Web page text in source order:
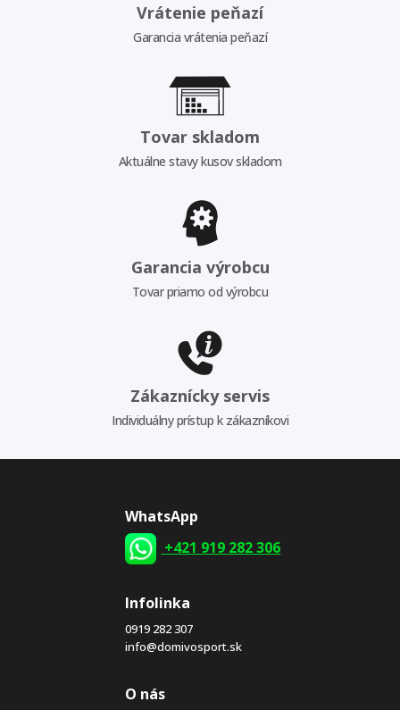
Vrátenie peňazí
Garancia vrátenia peňazí
Tovar skladom
Aktuálne stavy kusov skladom
Garancia výrobcu
Tovar priamo od výrobcu
Zákaznícky servis
Individuálny prístup k zákazníkovi
WhatsApp
+421 919 282 306
Infolinka
0919 282 307
info@domivosport.sk
O nás